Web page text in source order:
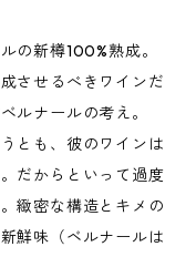
の新樽100%熟成。
させるべきワインだ
ルナールの考え。
とも、彼のワインは
だからといって過度
緻密な構造とキメの
鮮味（ベルナールは